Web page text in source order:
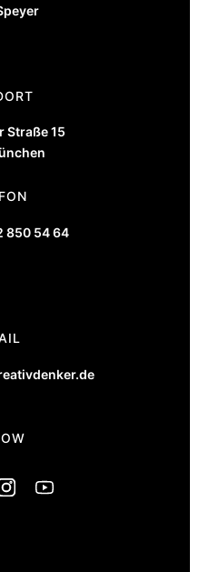
Straße 15
850 54 64